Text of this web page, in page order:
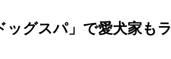
グスパ」で愛犬家もラ